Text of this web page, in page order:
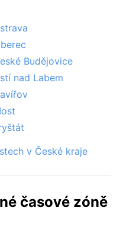
je riziko deště
Budějovice
nad Labem
v České kraje
časové zóně